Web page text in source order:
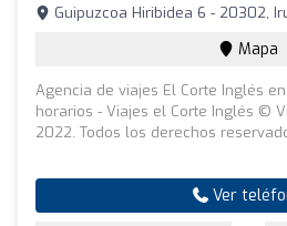
Guipuzcoa Hiribidea 6 - 20302,
Mapa
Agencia de viajes El Corte Inglés
horarios - Viajes el Corte Inglés ©
2022. Todos los derechos
Ver